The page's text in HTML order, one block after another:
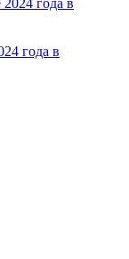
года в